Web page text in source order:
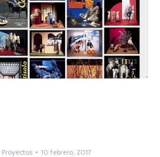
Proyectos 10 febrero, 2017